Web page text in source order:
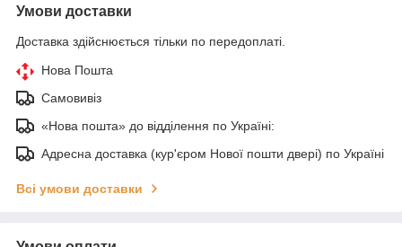
Умови доставки
Доставка здійснюється тільки по передоплаті.
Нова Пошта
Самовивіз
«Нова пошта» до відділення по Україні:
Адресна доставка (кур'єром Нової пошти двері) по Україні
Всі умови доставки